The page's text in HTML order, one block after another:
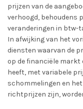
prijzen van de
verhoogd, behoudens
veranderingen in btw-
In afwijking van het
diensten waarvan de
op de financiële markt
heeft, met variabele
schommelingen en
richtprijzen zijn,